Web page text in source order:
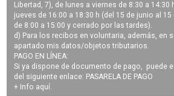
Libertad, 7), de lunes a viernes de 8:30 a 14:30
jueves de 16:00 a 18:30 h (del 15 de junio al
de 8:00 a 15:00 y cerrado por las tardes).
d) Para los recibos en voluntaria, además, en
apartado mis datos/objetos tributarios.
PAGO EN LÍNEA:
Si ya dispone de documento de pago, puede
del siguiente enlace: PASARELA DE PAGO
+ Info aquí.